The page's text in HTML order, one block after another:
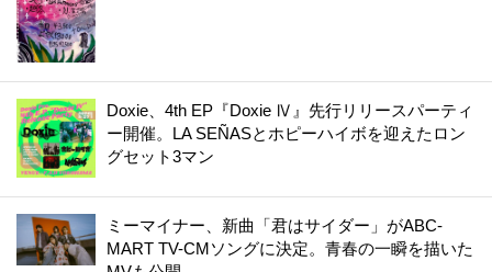
Doxie、4th EP『Doxie Ⅳ』先行リリースパーティ
ー開催。LA SEÑASとホピーハイボを迎えたロン
グセット3マン
ミーマイナー、新曲「君はサイダー」がABC-
MART TV-CMソングに決定。青春の一瞬を描いた